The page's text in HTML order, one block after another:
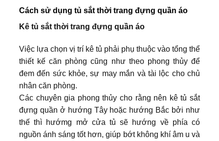
Cách sử dụng tủ sắt thời trang đựng quần áo
Kê tủ sắt thời trang đựng quần áo
Việc lựa chọn vị trí kê tủ phải phụ thuộc vào tổng thể
thiết kế căn phòng cũng như theo phong thủy để
đem đến sức khỏe, sự may mắn và tài lộc cho chủ
nhân căn phòng.
Các chuyên gia phong thủy cho rằng nên kê tủ sắt
đựng quần ở hướng Tây hoặc hướng Bắc bởi như
thế thì hướmg mở cửa tủ sẽ hướng về phía có
nguồn ánh sáng tốt hơn, giúp bớt không khí âm u và